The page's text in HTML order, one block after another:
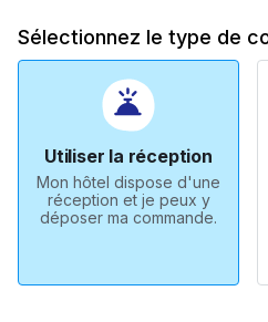
Sélectionnez le type de
Utiliser la réception
Mon hôtel dispose d'une
réception et je peux y
déposer ma commande.